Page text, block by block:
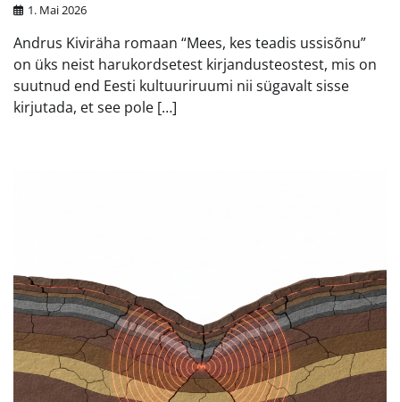
1. Mai 2026
Andrus Kiviräha romaan “Mees, kes teadis ussisõnu”
on üks neist harukordsetest kirjandusteostest, mis on
suutnud end Eesti kultuuriruumi nii sügavalt sisse
kirjutada, et see pole […]